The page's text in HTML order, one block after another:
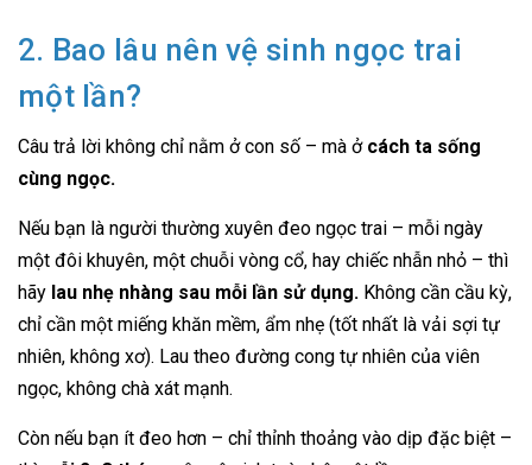
2. Bao lâu nên vệ sinh ngọc trai
một lần?
Câu trả lời không chỉ nằm ở con số – mà ở cách ta sống
cùng ngọc.
Nếu bạn là người thường xuyên đeo ngọc trai – mỗi ngày
một đôi khuyên, một chuỗi vòng cổ, hay chiếc nhẫn nhỏ – thì
hãy lau nhẹ nhàng sau mỗi lần sử dụng. Không cần cầu kỳ,
chỉ cần một miếng khăn mềm, ẩm nhẹ (tốt nhất là vải sợi tự
nhiên, không xơ). Lau theo đường cong tự nhiên của viên
ngọc, không chà xát mạnh.
Còn nếu bạn ít đeo hơn – chỉ thỉnh thoảng vào dịp đặc biệt –